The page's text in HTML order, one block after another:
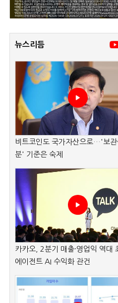
뉴스리듬
비트코인도 국가자산으로…'보관·
분' 기준은 숙제
카카오, 2분기 매출·영업익 역대
에이전트 AI 수익화 관건